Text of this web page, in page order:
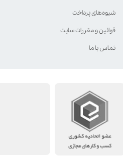
شیوه‌های پرداخت
قوانین و مقررات سایت
تماس با ما